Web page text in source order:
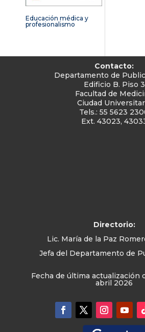
Educación médica y
profesionalismo
Contacto:
Departamento de
Edificio B. Piso 3
Facultad de
Ciudad
Tels.: 55 5623
Ext. 43023,
Directorio:
Lic. María de la Paz
Jefa del Departamento de
Fecha de última actualización
abril 2026